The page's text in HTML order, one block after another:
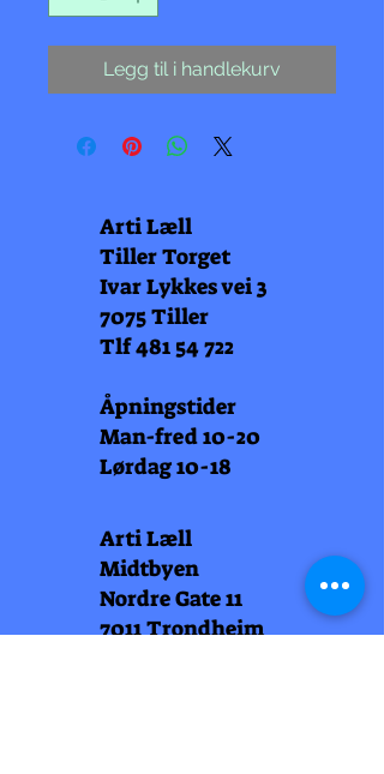
Legg til i handlekurv
Arti Læll
Tiller Torget
Ivar Lykkes vei 3
7075 Tiller
Tlf481 54 722
Åpningstider
Man-fred 10-20
Lørdag 10-18
Arti Læll
Midtbyen
Nordre Gate 11
7011 Trondheim